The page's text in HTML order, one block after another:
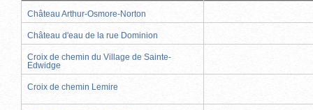
Château Arthur-Osmore-Norton
Château d'eau de la rue Dominion
Croix de chemin du Village de Sainte-
Edwidge
Croix de chemin Lemire